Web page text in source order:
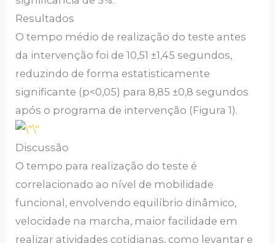
Resultados
O tempo médio de realização do teste antes
da intervenção foi de 10,51 ±1,45 segundos,
reduzindo de forma estatisticamente
significante (p<0,05) para 8,85 ±0,8 segundos
após o programa de intervenção (Figura 1).
Discussão
O tempo para realização do teste é
correlacionado ao nível de mobilidade
funcional, envolvendo equilíbrio dinâmico,
velocidade na marcha, maior facilidade em
realizar atividades cotidianas, como levantar e